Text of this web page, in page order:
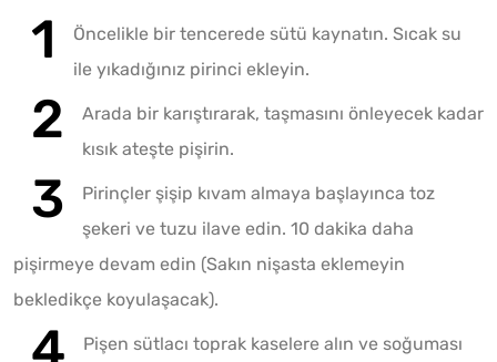
Öncelikle bir tencerede sütü kaynatın. Sıcak su
ile yıkadığınız pirinci ekleyin.
Arada bir karıştırarak, taşmasını önleyecek kadar
kısık ateşte pişirin.
Pirinçler şişip kıvam almaya başlayınca toz
şekeri ve tuzu ilave edin. 10 dakika daha
pişirmeye devam edin (Sakın nişasta eklemeyin
bekledikçe koyulaşacak).
Pişen sütlacı toprak kaselere alın ve soğuması